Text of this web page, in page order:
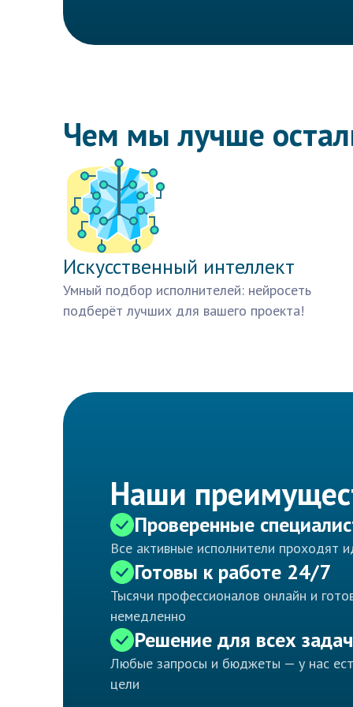
Чем мы лучше
Искусственный интеллект
Умный подбор исполнителей: нейросеть
подберёт лучших для вашего проекта!
Наши
Проверенные
Все активные исполнители проходят
Готовы к работе 24/7
Тысячи профессионалов онлайн и
немедленно
Решение для всех задач
Любые запросы и бюджеты — у нас
цели